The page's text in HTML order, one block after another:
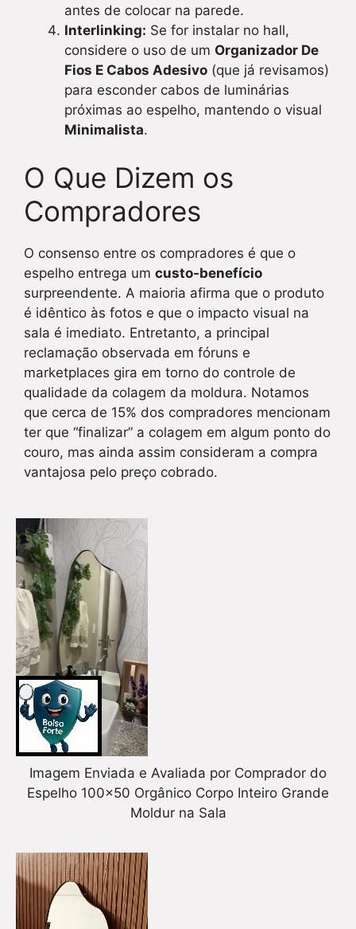
antes de colocar na parede.
Interlinking: Se for instalar no hall,
considere o uso de um Organizador De
Fios E Cabos Adesivo (que já revisamos)
para esconder cabos de luminárias
próximas ao espelho, mantendo o visual
Minimalista.
O Que Dizem os
Compradores
O consenso entre os compradores é que o
espelho entrega um custo-benefício
surpreendente. A maioria afirma que o produto
é idêntico às fotos e que o impacto visual na
sala é imediato. Entretanto, a principal
reclamação observada em fóruns e
marketplaces gira em torno do controle de
qualidade da colagem da moldura. Notamos
que cerca de 15% dos compradores mencionam
ter que “finalizar” a colagem em algum ponto do
couro, mas ainda assim consideram a compra
vantajosa pelo preço cobrado.
Imagem Enviada e Avaliada por Comprador do
Espelho 100×50 Orgânico Corpo Inteiro Grande
Moldur na Sala